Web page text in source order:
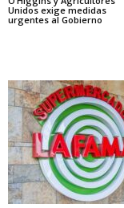
Unidos exige medidas
urgentes al Gobierno